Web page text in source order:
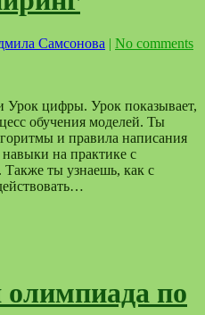
Самсонова | No comments
Урок цифры. Урок показывает,
обучения моделей. Ты
и правила написания
на практике с
ты узнаешь, как с
олимпиада по